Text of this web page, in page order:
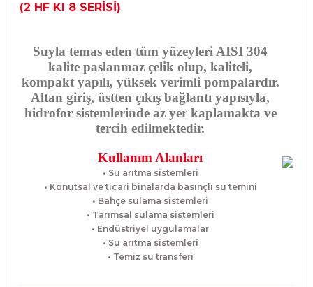
(2 HF KI 8 SERİSİ)
Suyla temas eden tüm yüzeyleri AISI 304
kalite paslanmaz çelik olup, kaliteli,
kompakt yapılı, yüksek verimli pompalardır.
Altan giriş, üstten çıkış bağlantı yapısıyla,
hidrofor sistemlerinde az yer kaplamakta ve
tercih edilmektedir.
Kullanım Alanları
• Su arıtma sistemleri
• Konutsal ve ticari binalarda basınçlı su temini
• Bahçe sulama sistemleri
• Tarımsal sulama sistemleri
• Endüstriyel uygulamalar
• Su arıtma sistemleri
• Temiz su transferi